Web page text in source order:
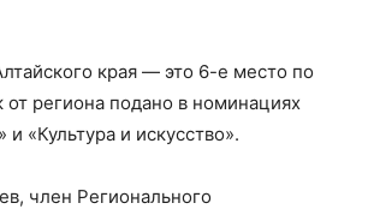
края — это 6-е место по
региона подано в номинациях
«Культура и искусство».
член Регионального